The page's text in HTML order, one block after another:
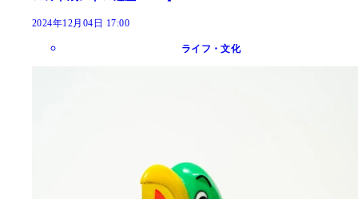
2024年12月04日 17:00
ライフ・文化